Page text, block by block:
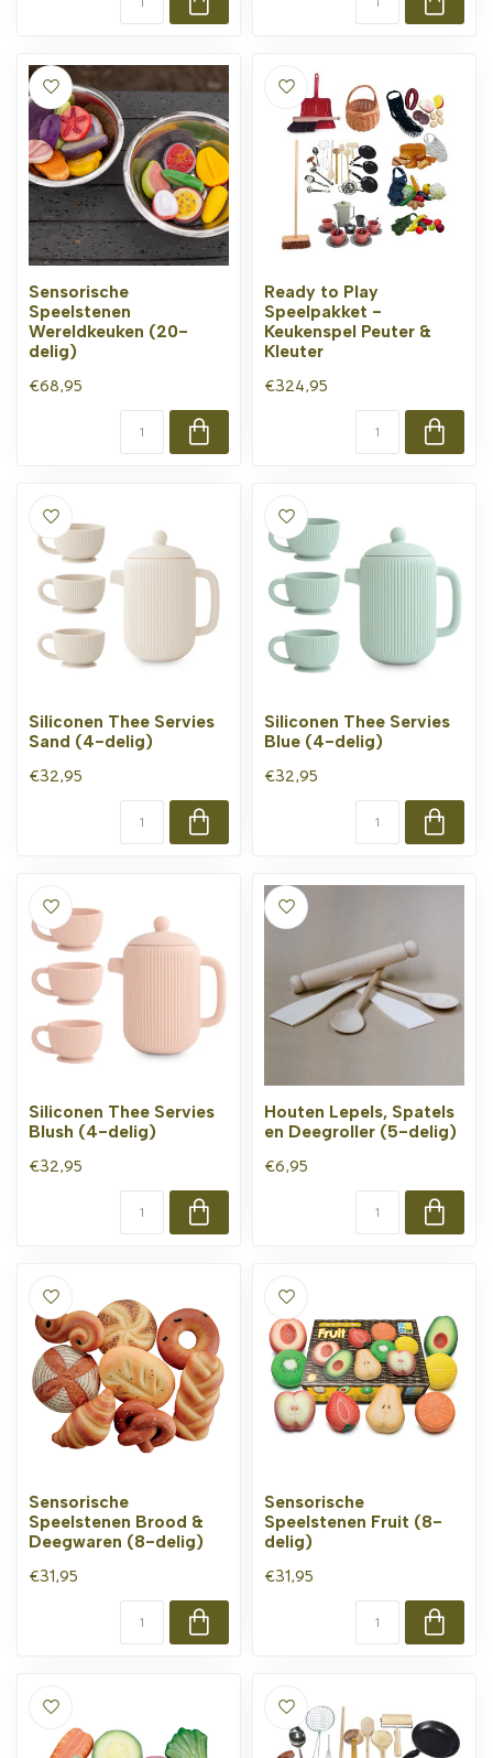
Sensorische
Speelstenen
Wereldkeuken (20-
delig)
€68,95
Ready to Play
Speelpakket -
Keukenspel Peuter &
Kleuter
€324,95
Siliconen Thee Servies
Sand (4-delig)
€32,95
Siliconen Thee Servies
Blue (4-delig)
€32,95
Siliconen Thee Servies
Blush (4-delig)
€32,95
Houten Lepels, Spatels
en Deegroller (5-delig)
€6,95
Sensorische
Speelstenen Brood &
Deegwaren (8-delig)
€31,95
Sensorische
Speelstenen Fruit (8-
delig)
€31,95